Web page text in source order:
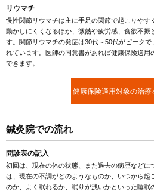
リウマチ
慢性関節リウマチは主に手足の関節で起こりやす
動かしにくくなるほか、微熱や疲労感、食欲不振
す。関節リウマチの発症は30代～50代がピーク
れています。医師の同意書があれば健康保険適用
できます。
健康保険適用対象の治療
鍼灸院での流れ
問診表の記入
初回は、現在の体の状態、また過去の病歴などに
は、現在の不調がどのようなものか、いつから起
のか、よく眠れるか、眠りが浅いかといった睡眠